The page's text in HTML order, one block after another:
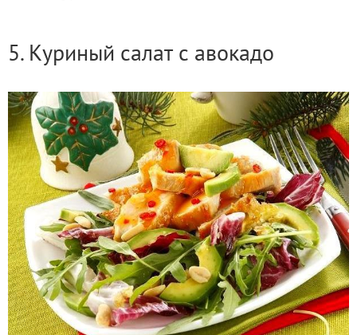
5. Куриный салат с авокадо